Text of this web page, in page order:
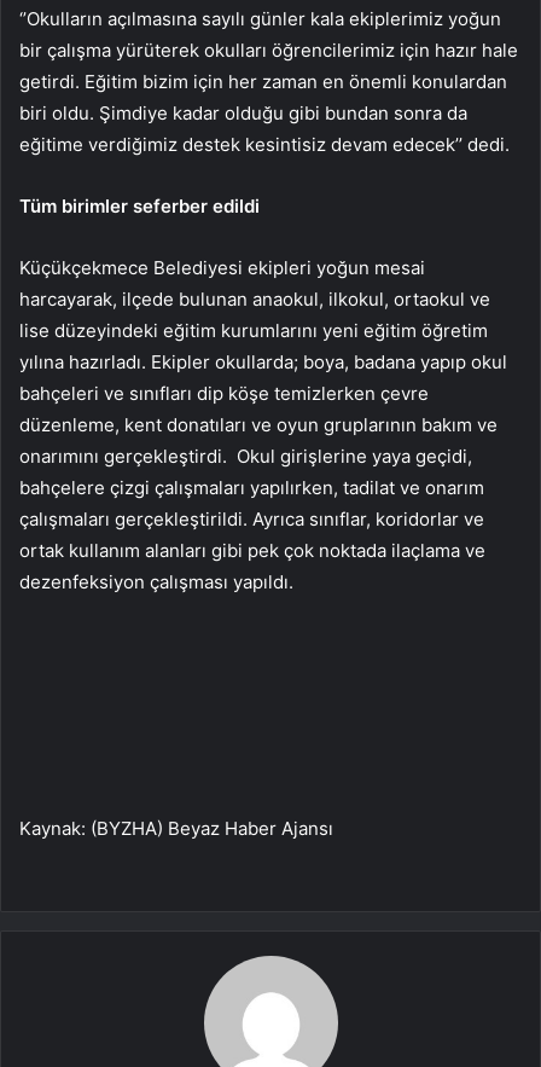
‘’Okulların açılmasına sayılı günler kala ekiplerimiz yoğun
bir çalışma yürüterek okulları öğrencilerimiz için hazır hale
getirdi. Eğitim bizim için her zaman en önemli konulardan
biri oldu. Şimdiye kadar olduğu gibi bundan sonra da
eğitime verdiğimiz destek kesintisiz devam edecek’’ dedi.
Tüm birimler seferber edildi
Küçükçekmece Belediyesi ekipleri yoğun mesai
harcayarak, ilçede bulunan anaokul, ilkokul, ortaokul ve
lise düzeyindeki eğitim kurumlarını yeni eğitim öğretim
yılına hazırladı. Ekipler okullarda; boya, badana yapıp okul
bahçeleri ve sınıfları dip köşe temizlerken çevre
düzenleme, kent donatıları ve oyun gruplarının bakım ve
onarımını gerçekleştirdi. Okul girişlerine yaya geçidi,
bahçelere çizgi çalışmaları yapılırken, tadilat ve onarım
çalışmaları gerçekleştirildi. Ayrıca sınıflar, koridorlar ve
ortak kullanım alanları gibi pek çok noktada ilaçlama ve
dezenfeksiyon çalışması yapıldı.
Kaynak: (BYZHA) Beyaz Haber Ajansı